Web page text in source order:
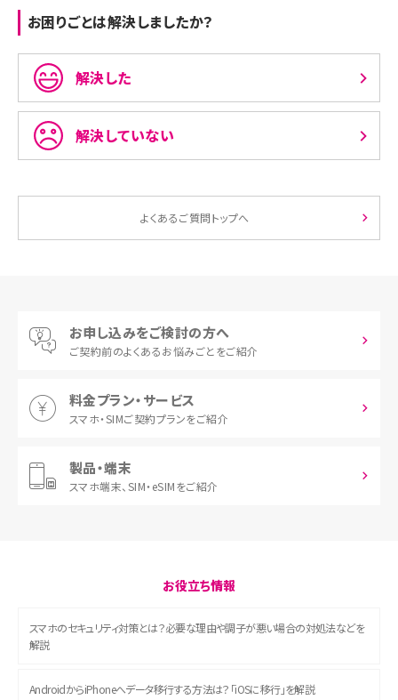
お困りごとは解決しましたか？
解決した
解決していない
よくあるご質問トップへ
お申し込みをご検討の方へ
ご契約前のよくあるお悩みごとをご紹介
料金プラン・サービス
スマホ・SIMご契約プランをご紹介
製品・端末
スマホ端末、SIM・eSIMをご紹介
お役立ち情報
スマホのセキュリティ対策とは？必要な理由や調子が悪い場合の対処法などを
解説
AndroidからiPhoneへデータ移行する方法は？「iOSに移行」を解説